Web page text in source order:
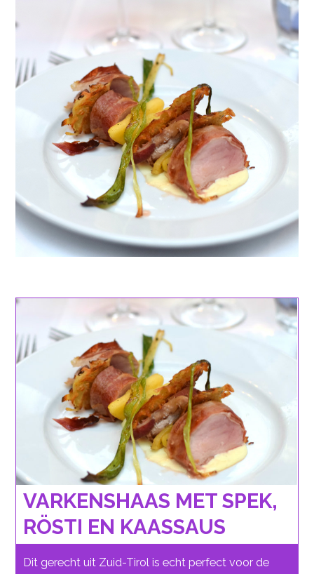
VARKENSHAAS MET SPEK,
RÖSTI EN KAASSAUS
Dit gerecht uit Zuid-Tirol is echt perfect voor de